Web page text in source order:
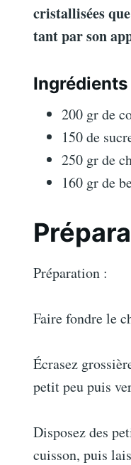
cristallisées
tant par son
Ingrédients
200 gr de
150 de
250 gr de
160 gr de
Préparation :
Faire fondre le
Écrasez
petit peu puis
Disposez des
cuisson, puis